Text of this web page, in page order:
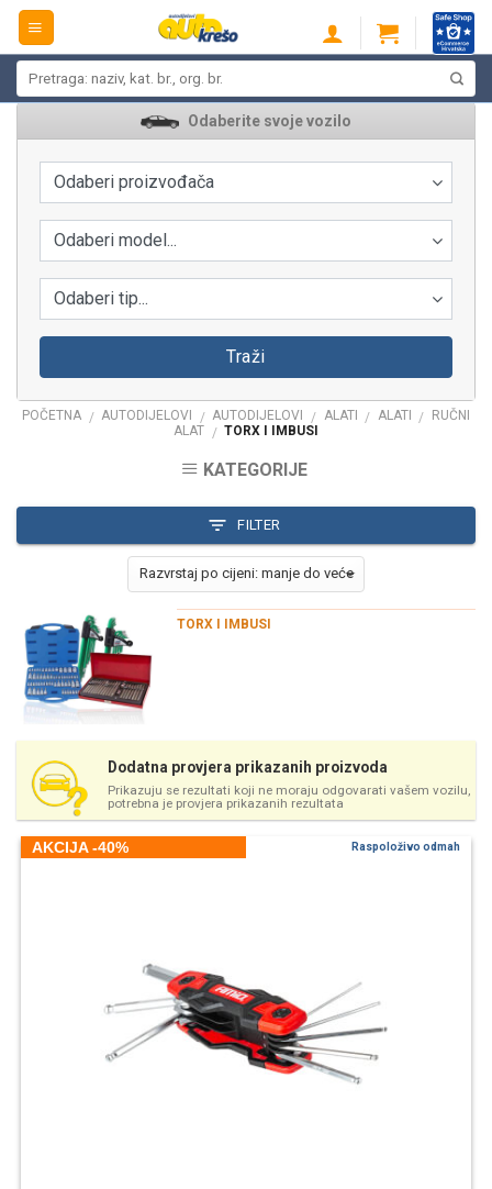
Skip
content
Odaberite svoje vozilo
Odaberi proizvođača
Odaberi model...
Odaberi tip...
Traži
POČETNA / AUTODIJELOVI / AUTODIJELOVI / ALATI / ALATI /
RUČNI
ALAT / TORX I IMBUSI
KATEGORIJE
FILTER
TORX I IMBUSI
Dodatna provjera prikazanih proizvoda
Prikazuju se rezultati koji ne moraju odgovarati vašem vozilu,
potrebna je provjera prikazanih rezultata
AKCIJA -40% Raspoloživo odmah